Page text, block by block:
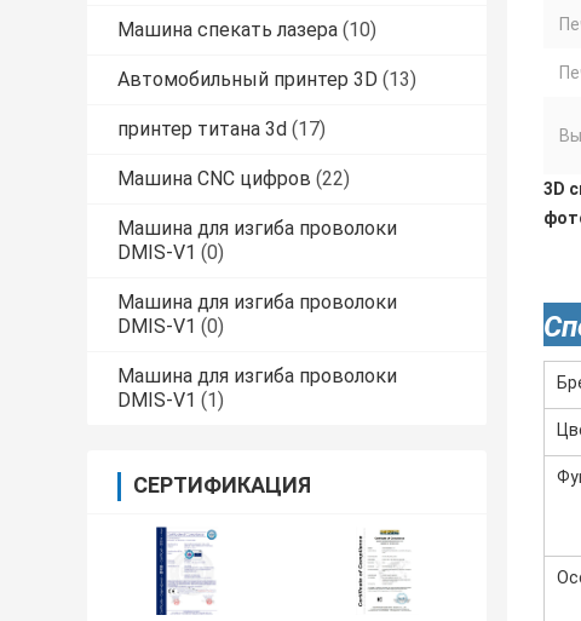
Машина спекать лазера (10)
Автомобильный принтер 3D (13)
принтер титана 3d (17)
Машина CNC цифров (22)
Машина для изгиба проволоки
DMIS-V1 (0)
Машина для изгиба проволоки
DMIS-V1 (0)
Машина для изгиба проволоки
DMIS-V1 (1)
СЕРТИФИКАЦИЯ
3D